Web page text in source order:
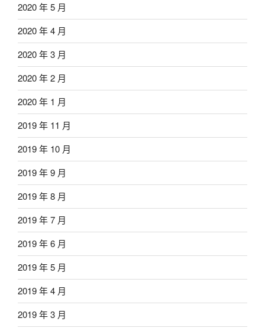
2020 年 5 月
2020 年 4 月
2020 年 3 月
2020 年 2 月
2020 年 1 月
2019 年 11 月
2019 年 10 月
2019 年 9 月
2019 年 8 月
2019 年 7 月
2019 年 6 月
2019 年 5 月
2019 年 4 月
2019 年 3 月